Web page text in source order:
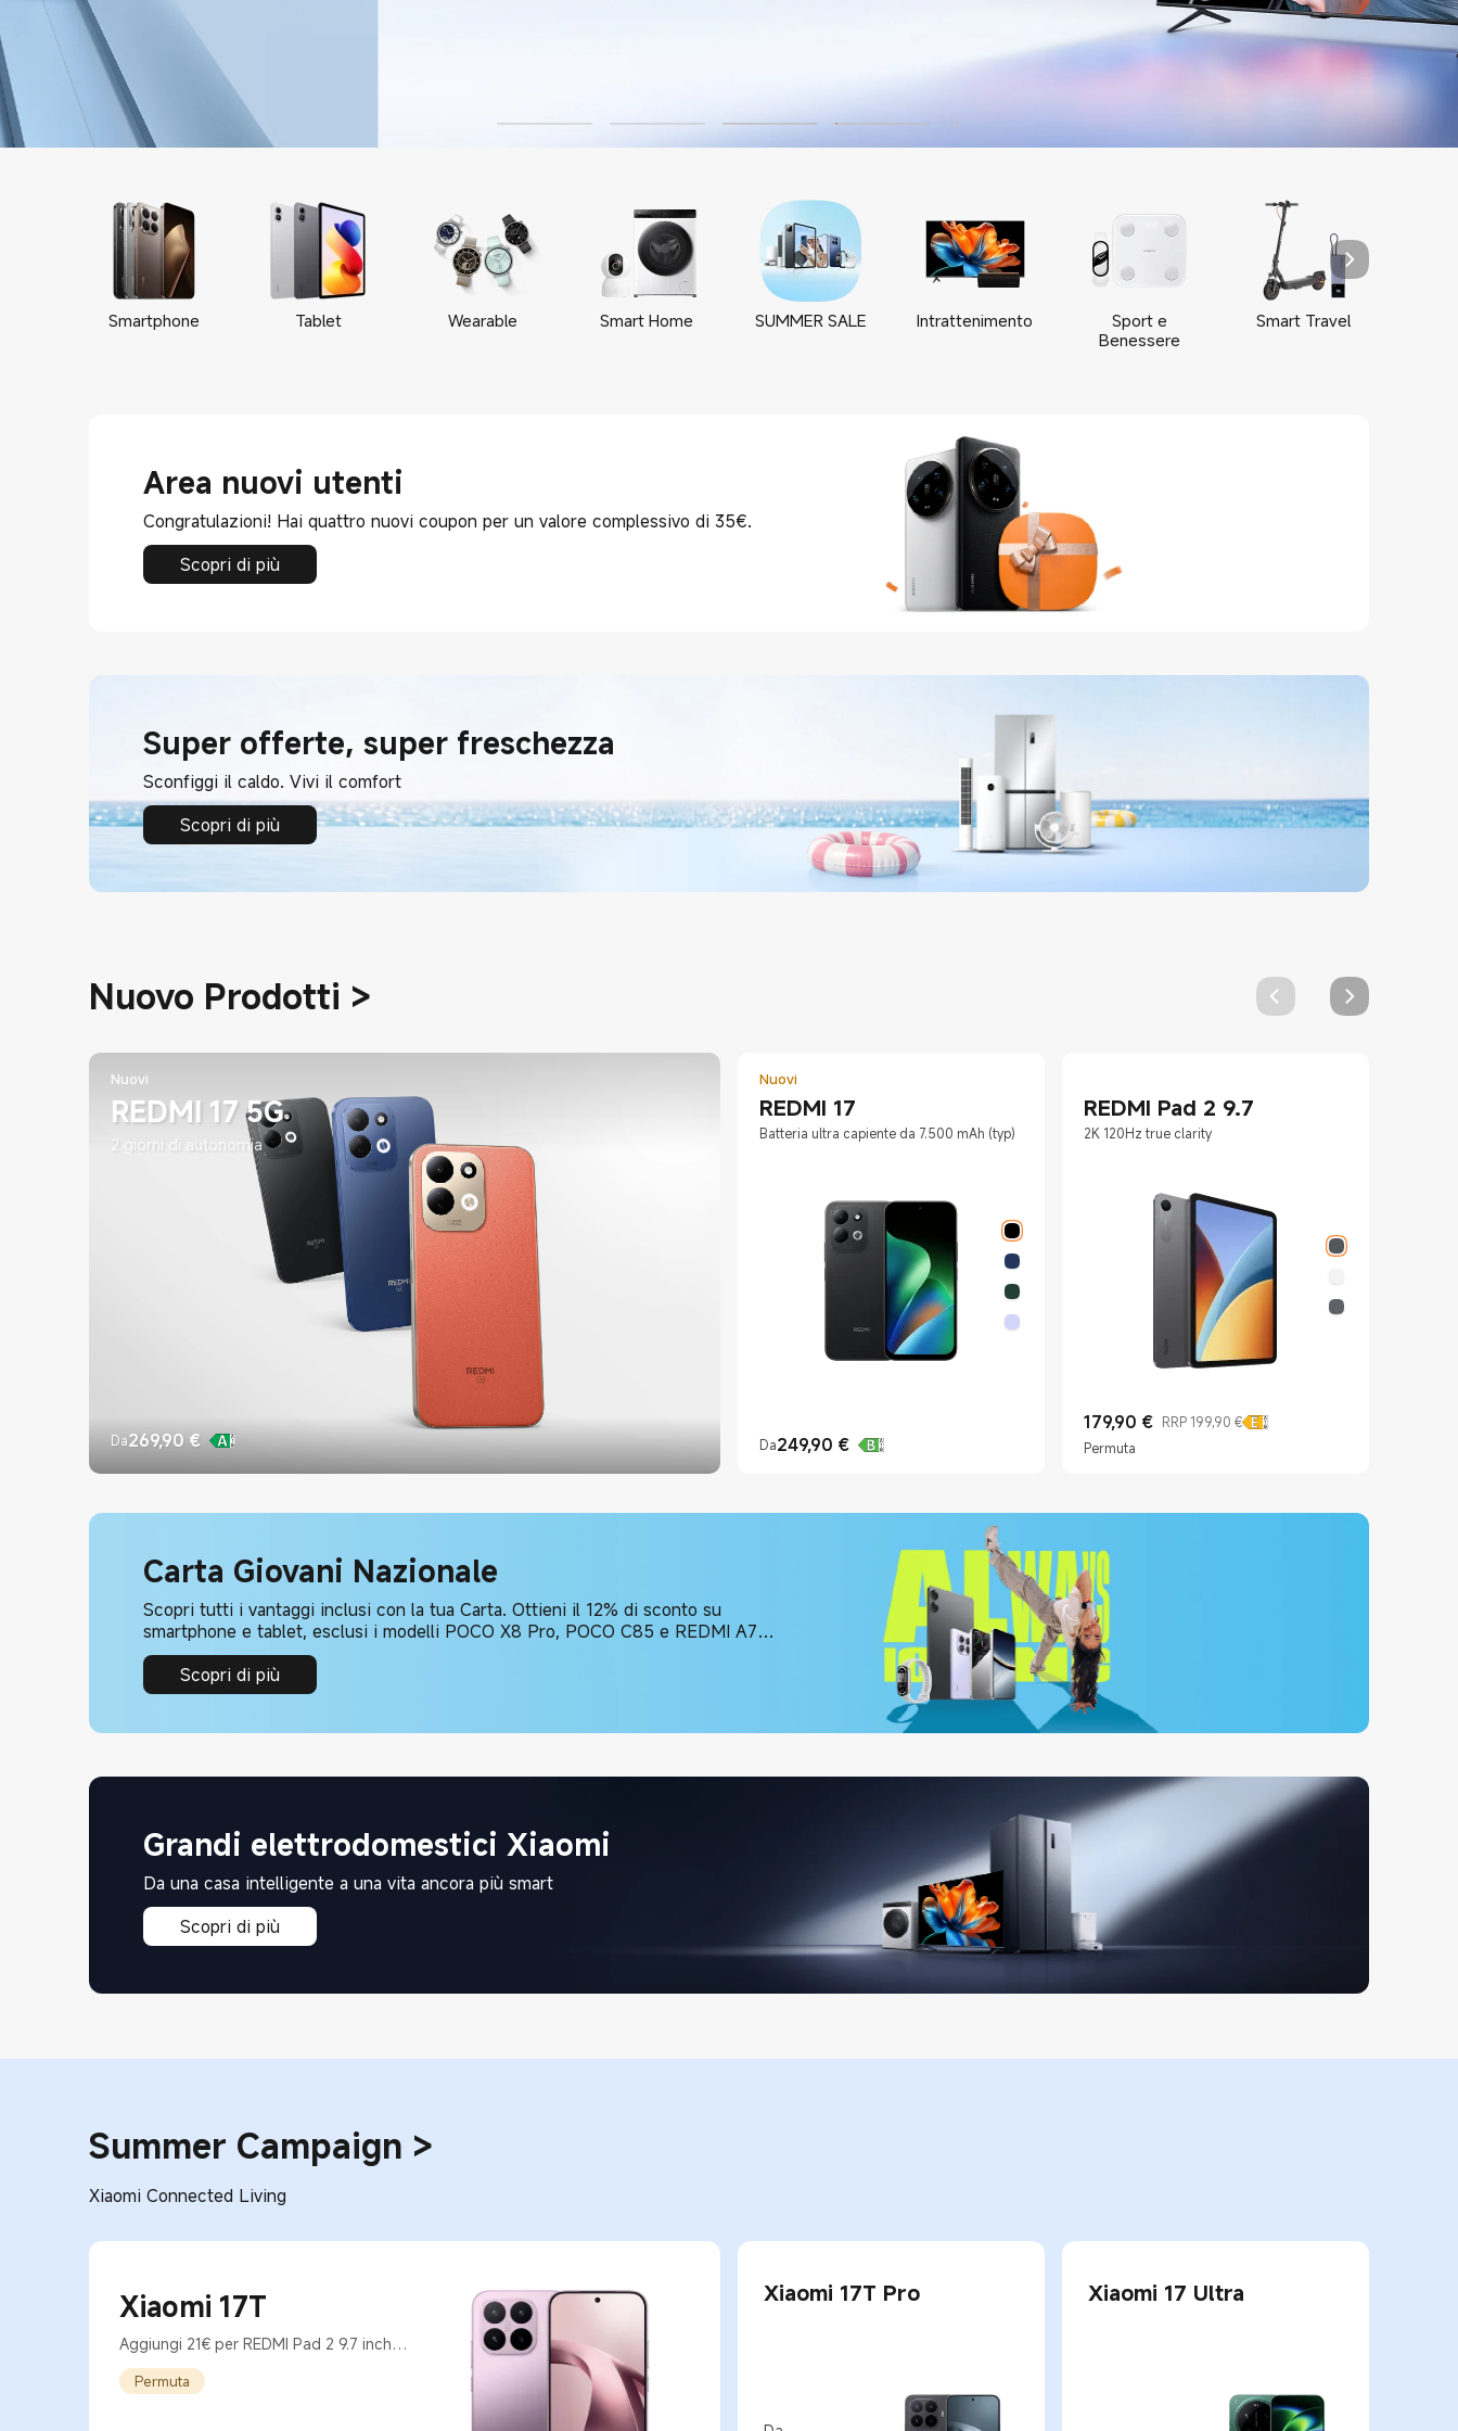
Smartphone Tablet Wearable Smart Home SUMMER SALE Intrattenimento
Sport e
Benessere
Smart Travel
Area nuovi utenti
Congratulazioni! Hai quattro nuovi coupon per un valore complessivo di 35€.
Scopri di più
Super offerte, super freschezza
Sconfiggi il caldo. Vivi il comfort
Scopri di più
Nuovo Prodotti >
Nuovi
REDMI 17 5G
2 giorni di autonomia
Da269,90€
Current Price €269.9
Nuovi
REDMI 17
Batteria ultra capiente da 7.500 mAh (typ)
Da249,90 €
Current Price €249.9
REDMI Pad 2 9.7
2K 120Hz true clarity
179,90 €
Current Price €179.9
RRP 199,90 €
Prezzo promozionale 199,90 €
Permuta
Carta Giovani Nazionale
Scopri tutti i vantaggi inclusi con la tua Carta. Ottieni il 12% di sconto su
smartphone e tablet, esclusi i modelli POCO X8 Pro, POCO C85 e REDMI A7
Pro.
Scopri di più
Grandi elettrodomestici Xiaomi
Da una casa intelligente a una vita ancora più smart
Scopri di più
Summer Campaign >
Xiaomi Connected Living
Xiaomi 17T
Aggiungi 21€ per REDMI Pad 2 9.7 inch
Permuta
Xiaomi 17T Pro Xiaomi 17 Ultra